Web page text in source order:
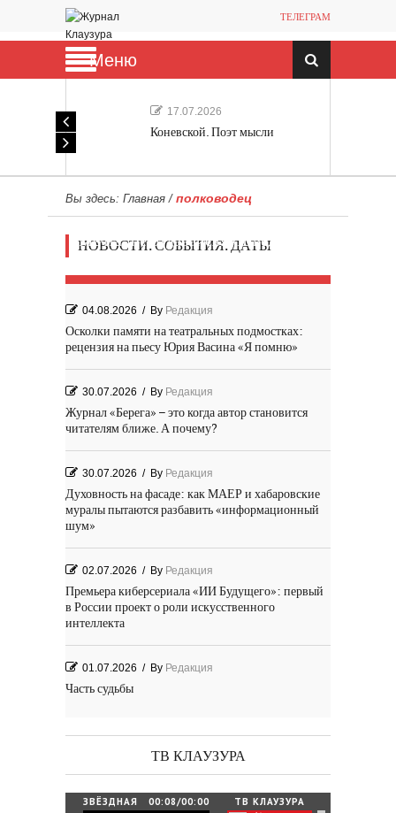
ТЕЛЕГРАМ
Меню
17.07.2026
Коневской. Поэт мысли
Вы здесь: Главная / полководец
НОВОСТИ. СОБЫТИЯ. ДАТЫ
Мечта, не отдавайся! «Шведская
04.08.2026 / By Редакция
Осколки памяти на театральных подмостках:
рецензия на пьесу Юрия Васина «Я помню»
30.07.2026 / By Редакция
Журнал «Берега» – это когда автор становится
читателям ближе. А почему?
30.07.2026 / By Редакция
Духовность на фасаде: как МАЕР и хабаровские
муралы пытаются разбавить «информационный
шум»
02.07.2026 / By Редакция
Премьера киберсериала «ИИ Будущего»: первый
в России проект о роли искусственного
интеллекта
01.07.2026 / By Редакция
Часть судьбы
29.06.2026 / ByРедакция
День Победы! Посёлок Гидростроитель. 2026 год
25.06.2026 ByРедакция
ТВ КЛАУЗУРА
ТВ КЛАУЗУРА
ЗВЁЗДНАЯ
00:08/00:00